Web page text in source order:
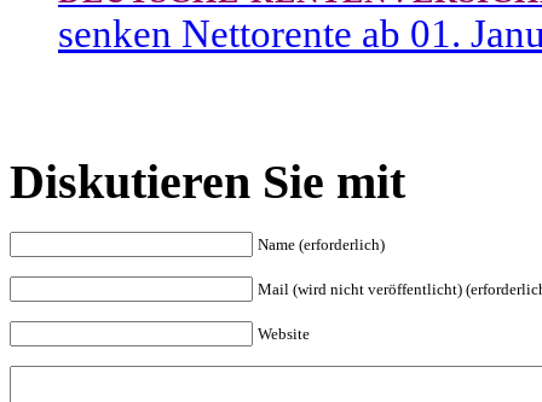
senken Nettorente ab 01.
Diskutieren Sie mit
Name (erforderlich)
Mail (wird nicht veröffentlicht)
Website